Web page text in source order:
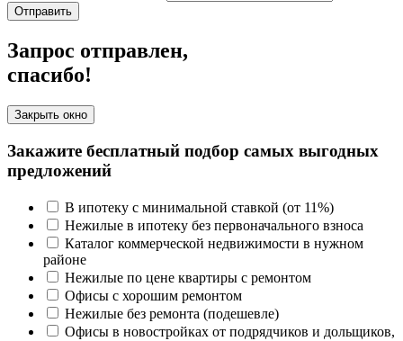
Отправить
Запрос отправлен,
спасибо!
Закрыть окно
Закажите бесплатный подбор самых выгодных
предложений
В ипотеку с минимальной ставкой (от 11%)
Нежилые в ипотеку без первоначального взноса
Каталог коммерческой недвижимости в нужном
районе
Нежилые по цене квартиры с ремонтом
Офисы с хорошим ремонтом
Нежилые без ремонта (подешевле)
Офисы в новостройках от подрядчиков и дольщиков,